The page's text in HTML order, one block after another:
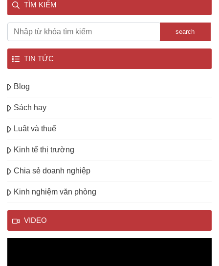
TÌM KIẾM
search
TIN TỨC
Blog
Sách hay
Luật và thuế
Kinh tế thị trường
Chia sẻ doanh nghiệp
Kinh nghiệm văn phòng
VIDEO